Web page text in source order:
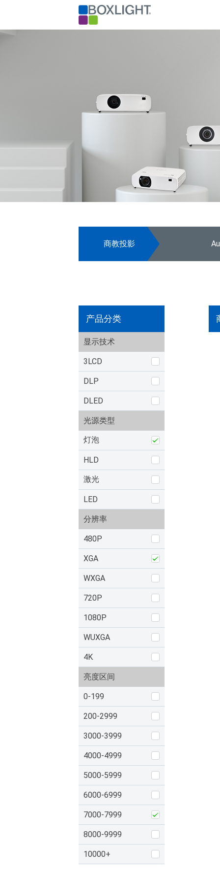
商教投影
产品分类
显示技术
3LCD
DLP
DLED
光源类型
灯泡
HLD
激光
LED
分辨率
480P
XGA
WXGA
720P
1080P
WUXGA
4K
亮度区间
0-199
200-2999
3000-3999
4000-4999
5000-5999
6000-6999
7000-7999
8000-9999
10000+